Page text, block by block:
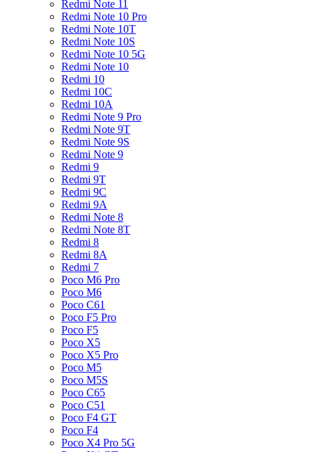
Redmi Note 11
Redmi Note 10 Pro
Redmi Note 10T
Redmi Note 10S
Redmi Note 10 5G
Redmi Note 10
Redmi 10
Redmi 10C
Redmi 10A
Redmi Note 9 Pro
Redmi Note 9T
Redmi Note 9S
Redmi Note 9
Redmi 9
Redmi 9T
Redmi 9C
Redmi 9A
Redmi Note 8
Redmi Note 8T
Redmi 8
Redmi 8A
Redmi 7
Poco M6 Pro
Poco M6
Poco C61
Poco F5 Pro
Poco F5
Poco X5
Poco X5 Pro
Poco M5
Poco M5S
Poco C65
Poco C51
Poco F4 GT
Poco F4
Poco X4 Pro 5G